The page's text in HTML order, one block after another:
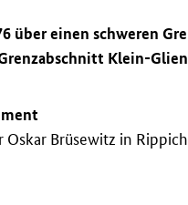
über einen schweren
Klein-
Oskar Brüsewitz in